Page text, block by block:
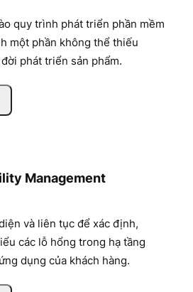
quy trình phát triển phần mềm
một phần không thể thiếu
phát triển sản phẩm.
Management
và liên tục để xác định,
các lỗ hổng trong hạ tầng
dụng của khách hàng.